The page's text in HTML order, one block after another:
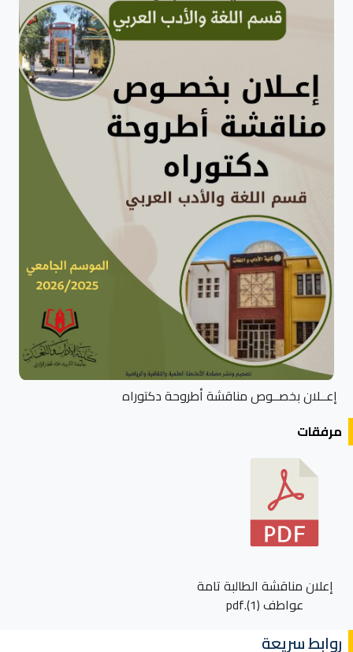
إعــلان بخصــوص مناقشة أطروحة دكتوراه
مرفقات
إعلان مناقشة الطالبة تامة
عواطف (1).pdf
روابط سريعة